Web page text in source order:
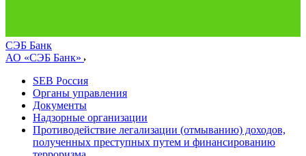
СЭБ Банк
АО «СЭБ Банк»
SEB Россия
Органы управления
Документы
Надзорные организации
Противодействие легализации (отмыванию) доходов,
полученных преступных путем и финансированию